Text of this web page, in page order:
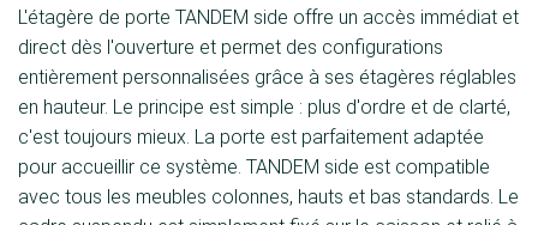
L'étagère de porte TANDEM side offre un accès immédiat et
direct dès l'ouverture et permet des configurations
entièrement personnalisées grâce à ses étagères réglables
en hauteur. Le principe est simple : plus d'ordre et de clarté,
c'est toujours mieux. La porte est parfaitement adaptée
pour accueillir ce système. TANDEM side est compatible
avec tous les meubles colonnes, hauts et bas standards. Le